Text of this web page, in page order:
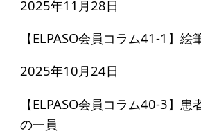
ELPASO会
ELPASO会とは
会員限定ページ
2025年11月28日
【ELPASO会員コラム41-1】絵
2025年10月24日
【ELPASO会員コラム40-3】患
の一員